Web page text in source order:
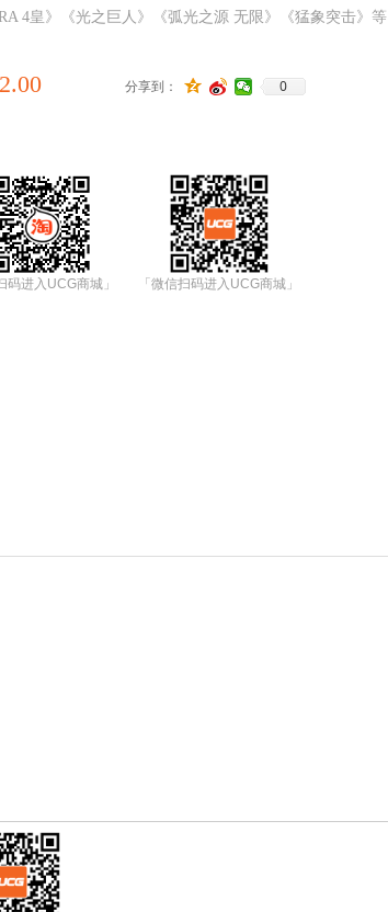
分享到： 0
「微信扫码进入UCG商城」
码进入UCG商城」
4皇》《光之巨人》《弧光之源 无限》《猛象突击》等